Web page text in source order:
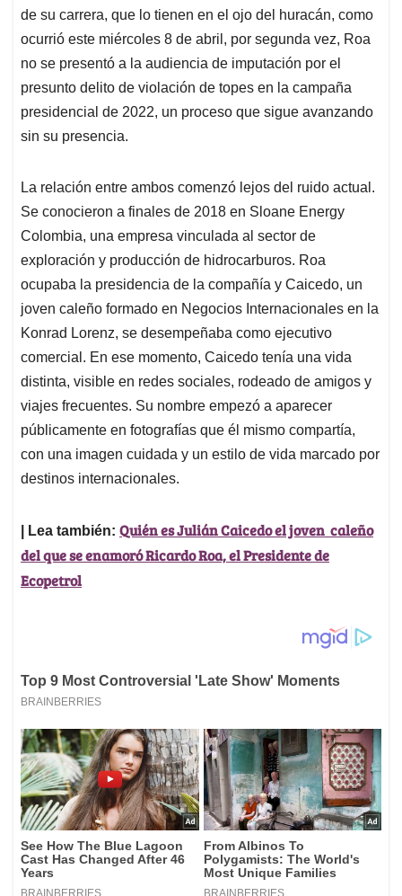
de su carrera, que lo tienen en el ojo del huracán, como
ocurrió este miércoles 8 de abril, por segunda vez, Roa
no se presentó a la audiencia de imputación por el
presunto delito de violación de topes en la campaña
presidencial de 2022, un proceso que sigue avanzando
sin su presencia.
La relación entre ambos comenzó lejos del ruido actual.
Se conocieron a finales de 2018 en Sloane Energy
Colombia, una empresa vinculada al sector de
exploración y producción de hidrocarburos. Roa
ocupaba la presidencia de la compañía y Caicedo, un
joven caleño formado en Negocios Internacionales en la
Konrad Lorenz, se desempeñaba como ejecutivo
comercial. En ese momento, Caicedo tenía una vida
distinta, visible en redes sociales, rodeado de amigos y
viajes frecuentes. Su nombre empezó a aparecer
públicamente en fotografías que él mismo compartía,
con una imagen cuidada y un estilo de vida marcado por
destinos internacionales.
| Lea también: Quién es Julián Caicedo el joven caleño
del que se enamoró Ricardo Roa, el Presidente de
Ecopetrol